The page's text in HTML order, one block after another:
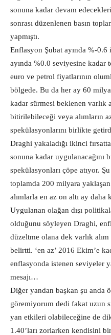
sonuna kadar devam
sonrası düzenlenen basın
yapmıştı.
Enflasyon Şubat ayında %-0.6
ayında %0.0 seviyesine kadar
euro ve petrol fiyatlarının
bölgede. Bu da her ay 60
kadar sürmesi beklenen varlık
bitirilebileceği veya alımların
spekülasyonlarını birlikte
Draghi yakaladığı ikinci
sonuna kadar uygulanacağını
spekülasyonları çöpe atıyor.
toplamda 200 milyara
alımlarla en az on altı ay daha
Uygulanan olağan dışı
olduğunu söyleyen Draghi,
düzeltme olana dek varlık
belirtti. ‘en az’ 2016 Ekim’e
enflasyonda istenen seviyeler
mesajı…
Diğer yandan başkan şu anda
göremiyorum dedi fakat uzun
yan etkileri olabileceğine de
1.40’ları zorlarken kendisini